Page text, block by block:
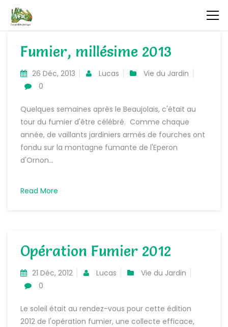
Fumier, millésime 2013
26 Déc, 2013 Lucas
Vie du Jardin
0
Quelques semaines après le Beaujolais, c'était au
tour du fumier d'être célébré. Comme chaque
année, de vaillants jardiniers armés de fourches ont
fondu sur la montagne fumante de l'Eperon
d'Ornon...
Read More
Opération Fumier 2012
21 Déc, 2012 Lucas
Vie du Jardin
0
Le soleil était au rendez-vous pour cette édition
2012 de l'opération fumier, une collecte efficace,